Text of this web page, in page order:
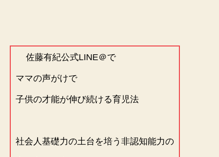
佐藤有紀公式LINE＠で
ママの声がけで
子供の才能が伸び続ける育児法
社会人基礎力の土台を培う非認知能力の